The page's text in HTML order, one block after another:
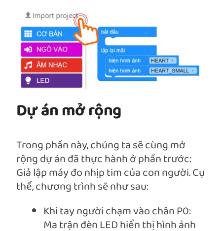
Dự án mở rộng
Trong phần này, chúng ta sẽ cùng mở
rộng dự án đã thực hành ở phần trước:
Giả lập máy đo nhịp tim của con người. Cụ
thể, chương trình sẽ như sau:
Khi tay người chạm vào chân P0:
Ma trận đèn LED hiển thị hình ảnh